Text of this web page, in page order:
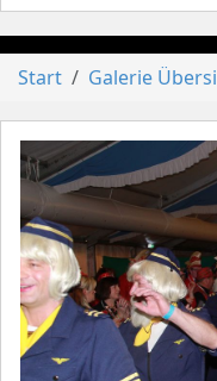
Start Galerie